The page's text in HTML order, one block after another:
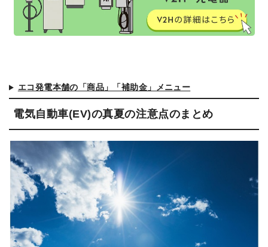
エコ発電本舗の「商品」「補助金」メニュー
電気自動車(EV)の真夏の注意点のまとめ